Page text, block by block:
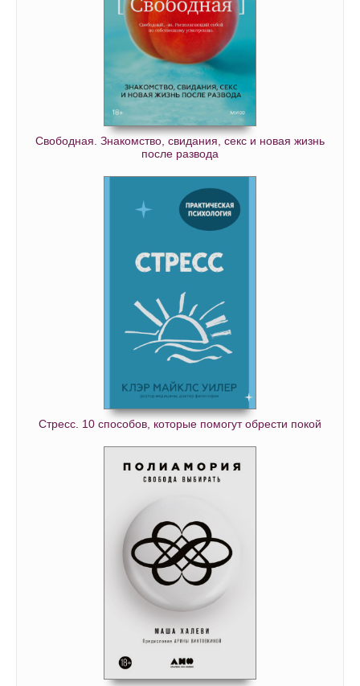
Свободная. Знакомство, свидания, секс и новая жизнь
после развода
Стресс. 10 способов, которые помогут обрести покой